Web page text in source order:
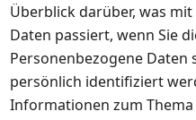
Überblick darüber, was
Daten passiert, wenn Sie
Personenbezogene Daten
persönlich identifiziert
Informationen zum